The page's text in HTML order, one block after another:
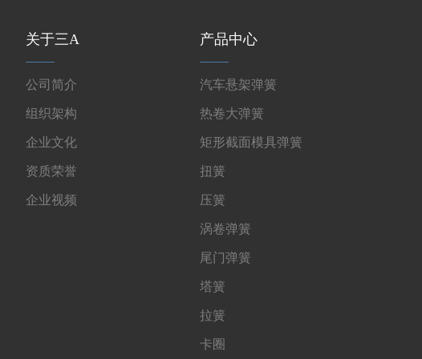
关于三A
公司简介
组织架构
企业文化
资质荣誉
企业视频
产品中心
汽车悬架弹簧
热卷大弹簧
矩形截面模具弹簧
扭簧
压簧
涡卷弹簧
尾门弹簧
塔簧
拉簧
卡圈